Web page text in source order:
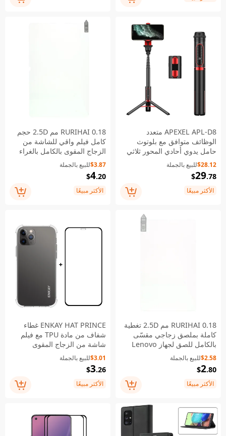
APEXEL APL-D8 متعدد
الوظائف متوافق مع بلوتوث
حامل يدوي أحادي المحور ثلاثي
القوائم لالتقاط الصور الذاتية
$28.12للبيع بالجملة
$29.78
الأكثر مبيعًا
RURIHAI 0.18 مم 2.5D حجم
كامل فيلم واقي للشاشة من
الزجاج المقوى بالكامل بالغراء
لجهاز Samsung Galaxy Tab
S9+ / S7+ / Tab S7 FE / Tab
S8+
$3.87للبيع بالجملة
$4.20
الأكثر مبيعًا
RURIHAI 0.18 مم 2.5D تغطية
كاملة بملصق زجاجي مقسّى
بالكامل للصق لجهاز Lenovo
الثاني)/M8 (الجيل الثالث)
$2.58للبيع بالجملة
$2.80
الأكثر مبيعًا
ENKAY HAT PRINCE غطاء
شفاف من مادة TPU مع فيلم
شاشة من الزجاج المقوى
[بالغراء الكامل] [تغطية كاملة]
لهاتف iPhone 12 / 12 Pro
$3.01للبيع بالجملة
$3.26
الأكثر مبيعًا